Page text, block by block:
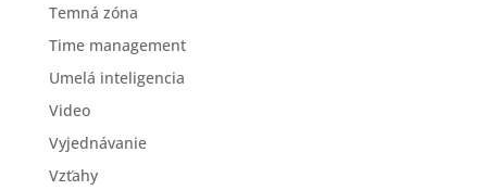
Temná zóna
Time management
Umelá inteligencia
Video
Vyjednávanie
Vzťahy